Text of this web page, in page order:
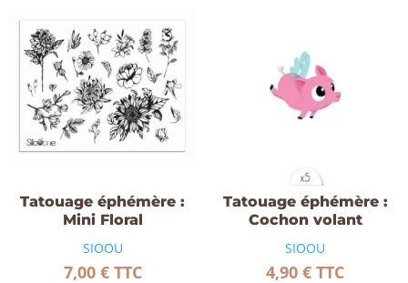
Tatouage éphémère :
Mini Floral
SIOOU
7,00 € TTC
Tatouage éphémère :
Cochon volant
SIOOU
4,90€ TTC